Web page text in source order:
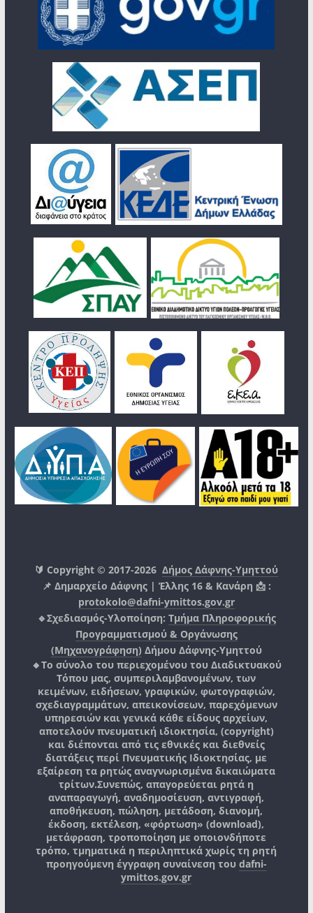
🔰 Copyright © 2017-2026Δήμος Δάφνης-Υμηττού
📌 Δημαρχείο Δάφνης | Έλλης 16 & Κανάρη 📩 :
protokolo@dafni-ymittos.gov.gr
🔹Σχεδιασμός-Υλοποίηση: Τμήμα Πληροφορικής
Προγραμματισμού & Οργάνωσης
(Μηχανογράφηση) Δήμου Δάφνης-Υμηττού
🔸Το σύνολο του περιεχομένου του Διαδικτυακού
Τόπου μας, συμπεριλαμβανομένων, των
κειμένων, ειδήσεων, γραφικών, φωτογραφιών,
σχεδιαγραμμάτων, απεικονίσεων, παρεχόμενων
υπηρεσιών και γενικά κάθε είδους αρχείων,
αποτελούν πνευματική ιδιοκτησία, (copyright)
και διέπονται από τις εθνικές και διεθνείς
διατάξεις περί Πνευματικής Ιδιοκτησίας, με
εξαίρεση τα ρητώς αναγνωρισμένα δικαιώματα
τρίτων.Συνεπώς, απαγορεύεται ρητά η
αναπαραγωγή, αναδημοσίευση, αντιγραφή,
αποθήκευση, πώληση, μετάδοση, διανομή,
έκδοση, εκτέλεση, «φόρτωση» (download),
μετάφραση, τροποποίηση με οποιονδήποτε
τρόπο, τμηματικά η περιληπτικά χωρίς τη ρητή
προηγούμενη έγγραφη συναίνεση του dafni-
ymittos.gov.gr